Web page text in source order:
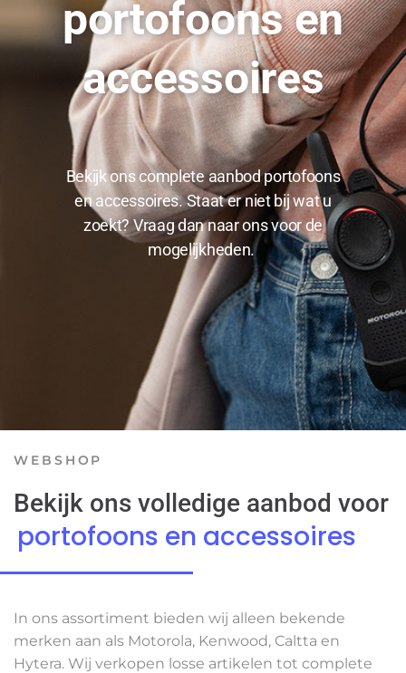
portofoons en
accessoires
Bekijk ons complete aanbod portofoons
en accessoires. Staat er niet bij wat u
zoekt? Vraag dan naar ons voor de
mogelijkheden.
WEBSHOP
Bekijk ons volledige aanbod voor
portofoons en accessoires
In ons assortiment bieden wij alleen bekende
merken aan als Motorola, Kenwood, Caltta en
Hytera. Wij verkopen losse artikelen tot complete